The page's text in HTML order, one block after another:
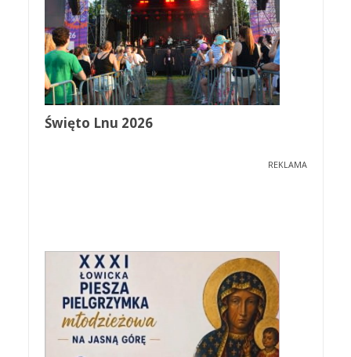
Święto Lnu 2026
REKLAMA